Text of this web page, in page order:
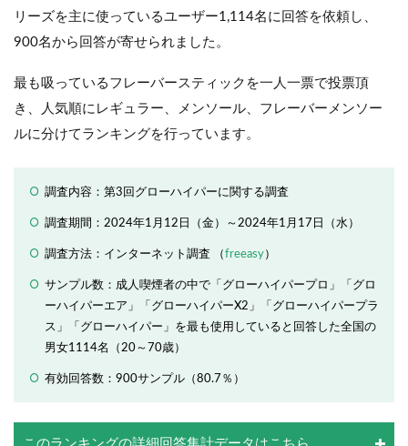
リーズを主に使っているユーザー1,114名に回答を依頼し、
900名から回答が寄せられました。
最も吸っているフレーバースティックを一人一票で投票頂
き、人気順にレギュラー、メンソール、フレーバーメンソー
ルに分けてランキングを行っています。
調査内容：第3回グローハイパーに関する調査
調査期間：2024年1月12日（金）～2024年1月17日（水）
調査方法：インターネット調査 （freeasy）
サンプル数：成人喫煙者の中で「グローハイパープロ」「グロ
ーハイパーエア」「グローハイパーX2」「グローハイパープラ
ス」「グローハイパー」を最も使用していると回答した全国の
男女1114名（20～70歳）
有効回答数：900サンプル（80.7％）